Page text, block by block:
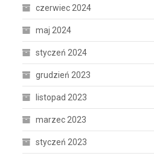
czerwiec 2024
maj 2024
styczeń 2024
grudzień 2023
listopad 2023
marzec 2023
styczeń 2023